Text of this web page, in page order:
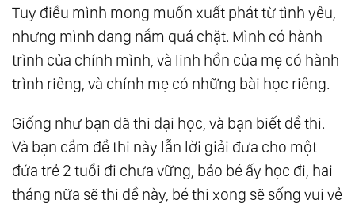
Tuy điều mình mong muốn xuất phát từ tình yêu,
nhưng mình đang nắm quá chặt. Mình có hành
trình của chính mình, và linh hồn của mẹ có hành
trình riêng, và chính mẹ có những bài học riêng.
Giống như bạn đã thi đại học, và bạn biết đề thi.
Và bạn cầm đề thi này lẫn lời giải đưa cho một
đứa trẻ 2 tuổi đi chưa vững, bảo bé ấy học đi, hai
tháng nữa sẽ thi đề này, bé thi xong sẽ sống vui vẻ